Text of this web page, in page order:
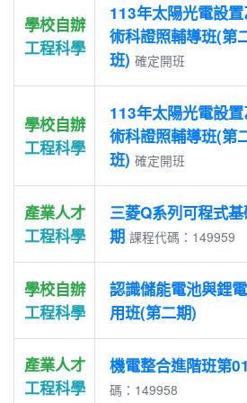
學校自辦
工程科學
113年太陽光電設
術科證照輔導班(第
班) 確定開班
學校自辦
工程科學
113年太陽光電設
術科證照輔導班(第
班) 確定開班
產業人才
工程科學
三菱Q系列可程式
期 課程代碼：149959
學校自辦
工程科學
認識儲能電池與鋰
用班(第二期)
產業人才
工程科學
機電整合進階班第
碼：149958